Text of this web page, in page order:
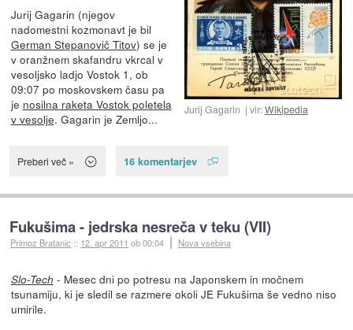
Jurij Gagarin vir:Wikipedia
Jurij Gagarin (njegov
nadomestni kozmonavt je bil
German Stepanovič Titov) se je
v oranžnem skafandru vkrcal v
vesoljsko ladjo Vostok 1, ob
09:07 po moskovskem času pa
je nosilna raketa Vostok poletela
v vesolje. Gagarin je Zemljo...
Preberi več » 16 komentarjev
Fukušima - jedrska nesreča v teku (VII)
Primoz Bratanic :: 12. apr 2011 ob 00:04 Nova vsebina
Slo-Tech - Mesec dni po potresu na Japonskem in močnem
tsunamiju, ki je sledil se razmere okoli JE Fukušima še vedno niso
umirile.